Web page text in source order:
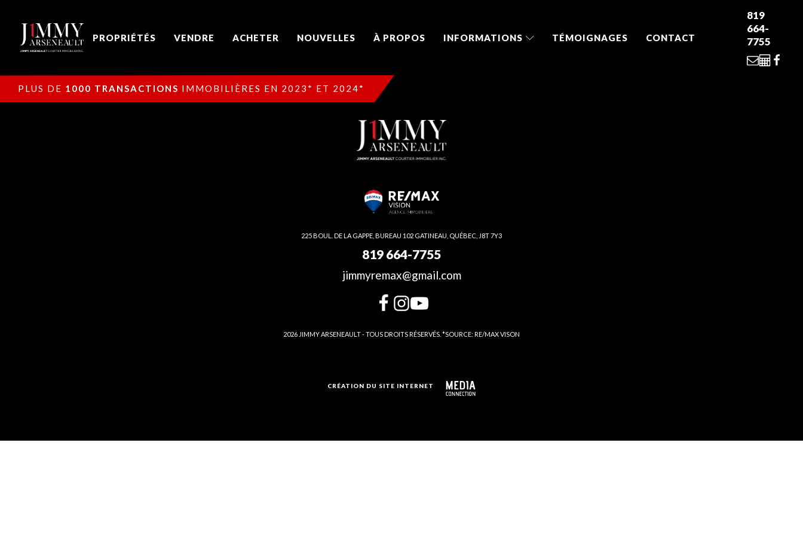
PROPRIÉTÉS VENDRE ACHETER NOUVELLES À PROPOS INFORMATIONS TÉMOIGNAGES CONTACT
819
664-
7755
PLUS DE 1000 TRANSACTIONS IMMOBILIÈRES EN 2023* ET 2024*
225 BOUL. DE LA GAPPE, BUREAU 102 GATINEAU, QUÉBEC, J8T 7Y3
819 664-7755
jimmyremax@gmail.com
2026 JIMMY ARSENEAULT - TOUS DROITS RÉSERVÉS. *SOURCE: RE/MAX VISON
CRÉATION DU SITE INTERNET